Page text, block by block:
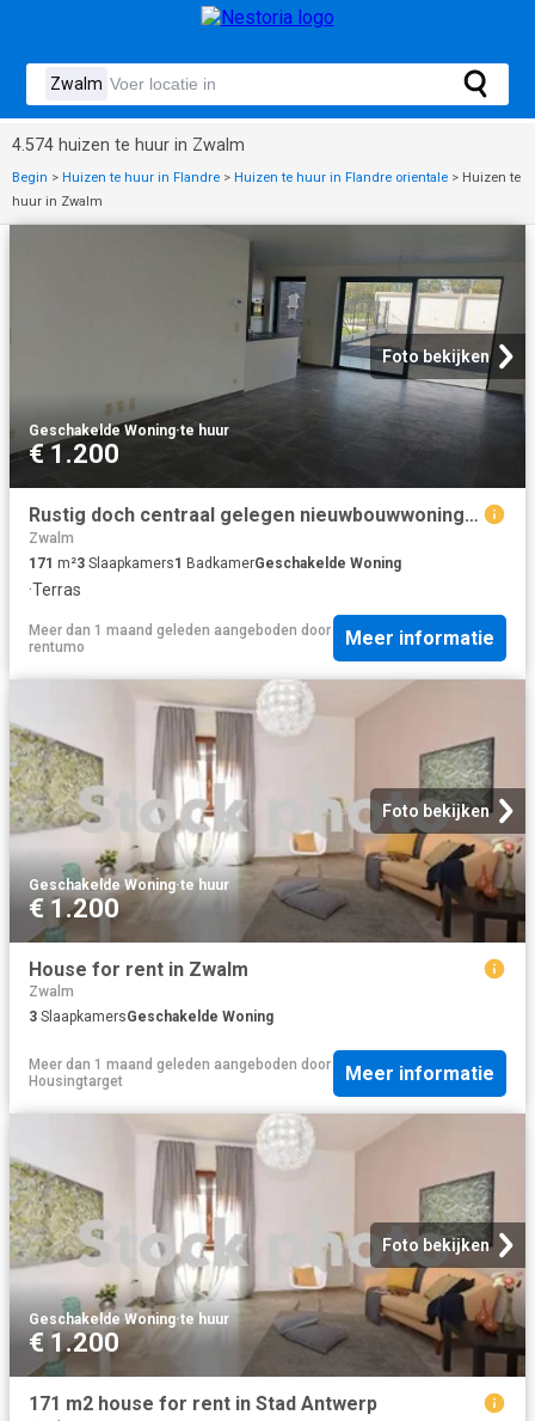
4.574 huizen te huur in Zwalm
Begin > Huizen te huur in Flandre > Huizen te huur in Flandre orientale > Huizen te
huur in Zwalm
Foto bekijken
Geschakelde Woning·te huur
€ 1.200
Rustig doch centraal gelegen nieuwbouwwoning met alle comfort
Zwalm
171 m²3 Slaapkamers1 BadkamerGeschakelde Woning
·Terras
Meer dan 1 maand geleden aangeboden door
rentumo
Meer informatie
Foto bekijken
Geschakelde Woning·te huur
€ 1.200
House for rent in Zwalm
Zwalm
3 SlaapkamersGeschakelde Woning
Meer dan 1 maand geleden aangeboden door
Housingtarget
Meer informatie
Foto bekijken
Geschakelde Woning·te huur
€ 1.200
171 m2 house for rent in Stad Antwerp